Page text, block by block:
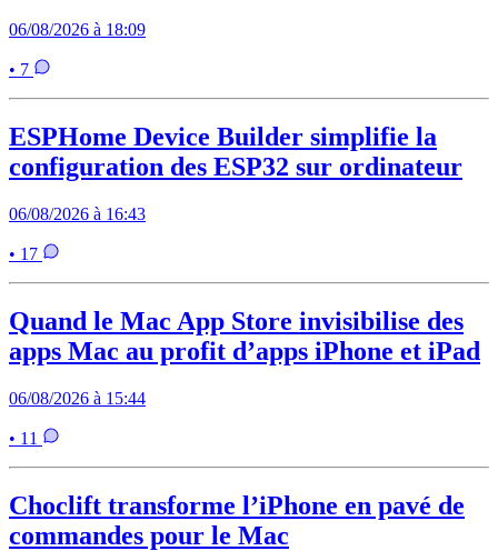
06/08/2026 à 18:09
• 7
ESPHome Device Builder simplifie la
configuration des ESP32 sur ordinateur
06/08/2026 à 16:43
• 17
Quand le Mac App Store invisibilise des
apps Mac au profit d’apps iPhone et iPad
06/08/2026 à 15:44
• 11
Choclift transforme l’iPhone en pavé de
commandes pour le Mac